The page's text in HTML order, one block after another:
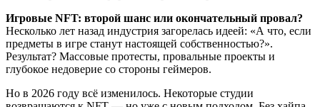
Игровые NFT: второй шанс или окончательный провал?
Несколько лет назад индустрия загорелась идеей: «А что, если
предметы в игре станут настоящей собственностью?».
Результат? Массовые протесты, провальные проекты и
глубокое недоверие со стороны геймеров.
Но в 2026 году всё изменилось. Некоторые студии